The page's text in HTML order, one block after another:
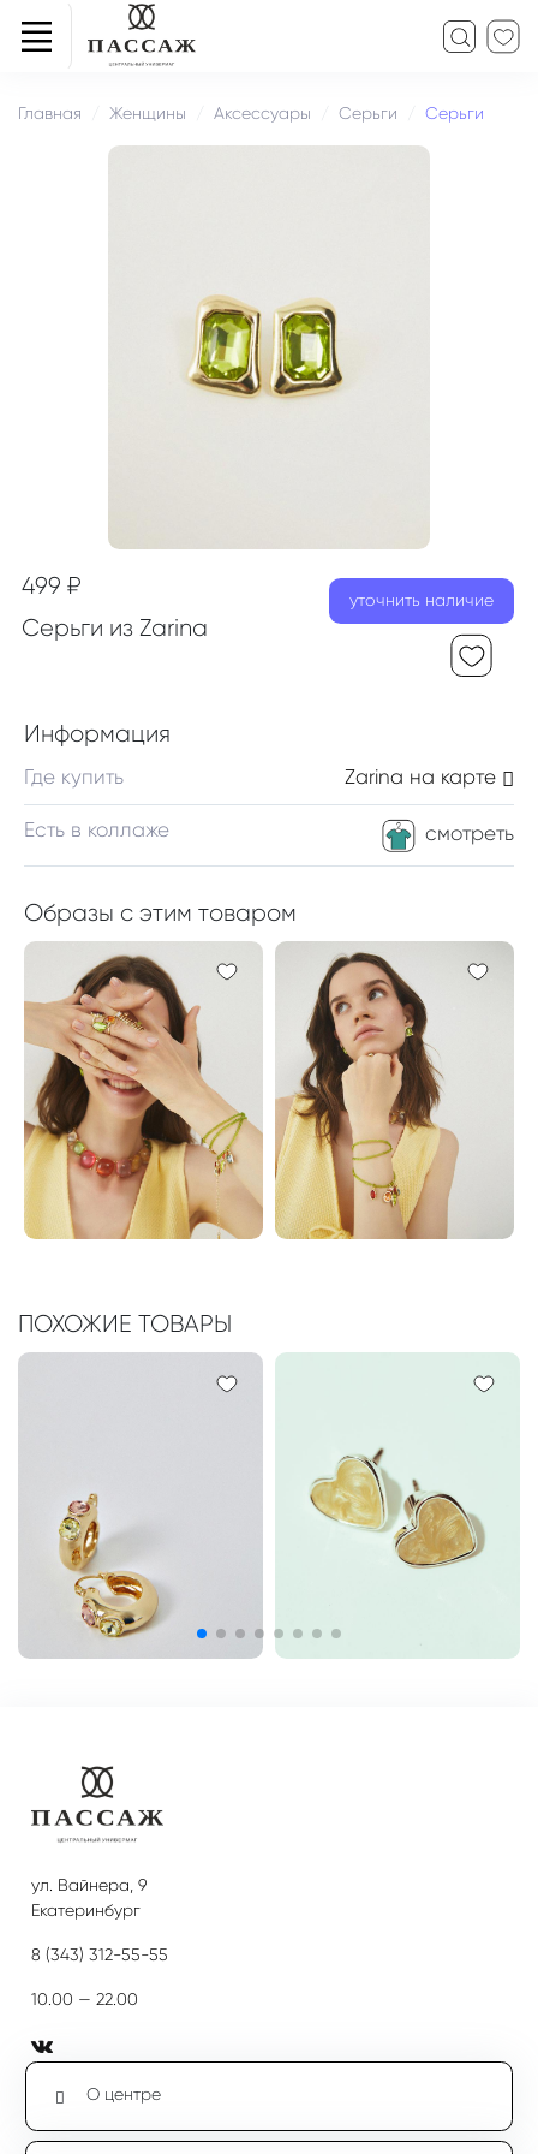
Главная Женщины Аксессуары Серьги Серьги
499 ₽
Серьги из Zarina
уточнить наличие
Информация
Zarina на карте
Где купить
смотреть
Есть в коллаже
Образы с этим товаром
ПОХОЖИЕ ТОВАРЫ
ул. Вайнера, 9
Екатеринбург
8 (343) 312-55-55
10.00 — 22.00
О центре